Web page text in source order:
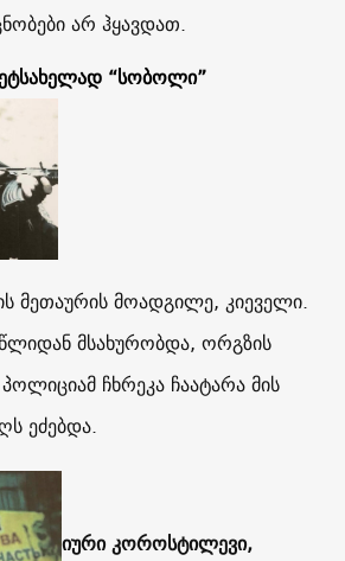
არ ჰყავდათ.
“სობოლი”
მეთაურის მოადგილე, კიეველი.
მსახურობდა, ორგზის
ჩხრეკა ჩაატარა მის
ეძებდა.
იური კოროსტილევი,